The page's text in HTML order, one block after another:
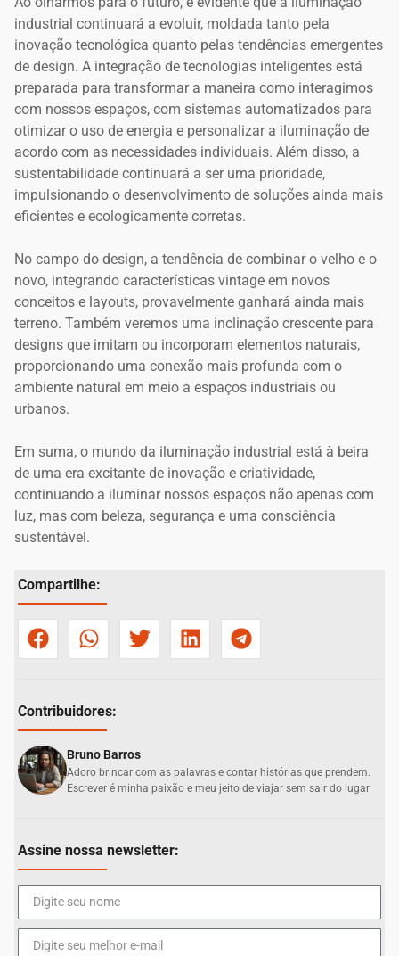
industrial continuará a evoluir, moldada tanto pela
inovação tecnológica quanto pelas tendências emergentes
de design. A integração de tecnologias inteligentes está
preparada para transformar a maneira como interagimos
com nossos espaços, com sistemas automatizados para
otimizar o uso de energia e personalizar a iluminação de
acordo com as necessidades individuais. Além disso, a
sustentabilidade continuará a ser uma prioridade,
impulsionando o desenvolvimento de soluções ainda mais
eficientes e ecologicamente corretas.
No campo do design, a tendência de combinar o velho e o
novo, integrando características vintage em novos
conceitos e layouts, provavelmente ganhará ainda mais
terreno. Também veremos uma inclinação crescente para
designs que imitam ou incorporam elementos naturais,
proporcionando uma conexão mais profunda com o
ambiente natural em meio a espaços industriais ou
urbanos.
Em suma, o mundo da iluminação industrial está à beira
de uma era excitante de inovação e criatividade,
continuando a iluminar nossos espaços não apenas com
luz, mas com beleza, segurança e uma consciência
sustentável.
Contribuidores:
Bruno Barros
Adoro brincar com as palavras e contar histórias que prendem.
Escrever é minha paixão e meu jeito de viajar sem sair do lugar.
Assine nossa newsletter:
Compartilhe: